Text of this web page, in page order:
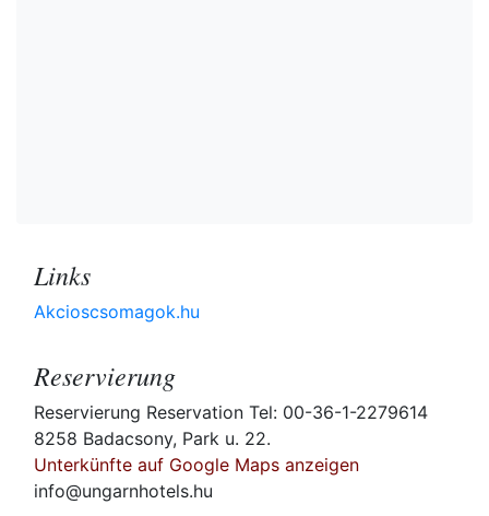
Links
Akcioscsomagok.hu
Reservierung
Reservierung Reservation Tel: 00-36-1-2279614
8258 Badacsony, Park u. 22.
Unterkünfte auf Google Maps anzeigen
info@ungarnhotels.hu